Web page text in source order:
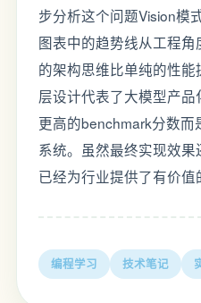
步分析这个问题Vision模
图表中的趋势线从工程
的架构思维比单纯的性
层设计代表了大模型产
更高的benchmark分数
系统。虽然最终实现效
已经为行业提供了有价值
编程学习 技术笔记